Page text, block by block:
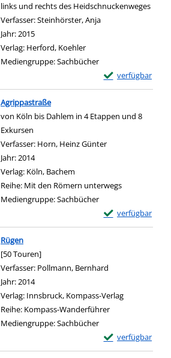
links und rechts des Heidschnuckenweges
Verfasser:Steinhörster, Anja
Jahr:2015
Verlag: Herford, Koehler
Mediengruppe:Sachbücher
verfügbar
Exemplar-Details
Zum Download
Agrippastraße
von Köln bis Dahlem in 4 Etappen und 8
Exkursen
Verfasser: Horn, Heinz Günter
Jahr:2014
Verlag: Köln, Bachem
Reihe: Mit den Römern unterwegs
Mediengruppe:Sachbücher
verfügbar
Exemplar-Details
Zum Download
Rügen
[50 Touren]
Verfasser: Pollmann, Bernhard
Jahr:2014
Verlag: Innsbruck, Kompass-Verlag
Reihe: Kompass-Wanderführer
Mediengruppe:Sachbücher
verfügbar
Exemplar-Details
Zum Download